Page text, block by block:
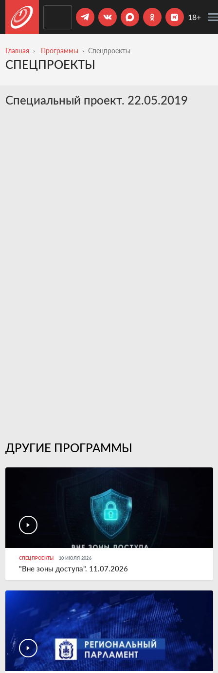
18+
Главная Программы Спецпроекты
СПЕЦПРОЕКТЫ
Специальный проект. 22.05.2019
ДРУГИЕ ПРОГРАММЫ
СПЕЦПРОЕКТЫ 10 ИЮЛЯ 2026
"Вне зоны доступа". 11.07.2026